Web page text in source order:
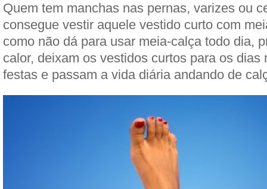
Quem tem manchas nas pernas, varizes ou
consegue vestir aquele vestido curto com
como não dá para usar meia-calça todo dia,
calor, deixam os vestidos curtos para os dias
festas e passam a vida diária andando de